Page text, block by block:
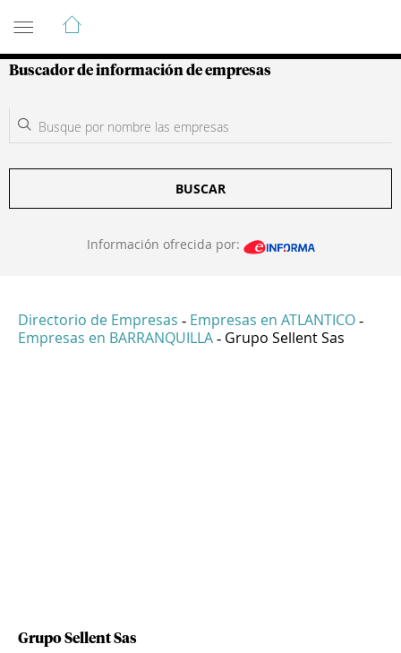
Guía de Empresas Colombianas
Buscador de información de empresas
BUSCAR
Información ofrecida por:
Directorio de Empresas - Empresas en ATLANTICO -
Empresas en BARRANQUILLA - Grupo Sellent Sas
Grupo Sellent Sas